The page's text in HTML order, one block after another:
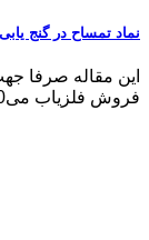
نماد تمساح در گنج یابی
این مقاله صرفا
فروش فلزیاب می09102191330